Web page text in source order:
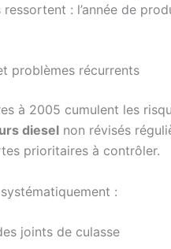
: l’année de
problèmes récurrents
à 2005 cumulent les
diesel non révisés
prioritaires à contrôler.
:
joints de culasse